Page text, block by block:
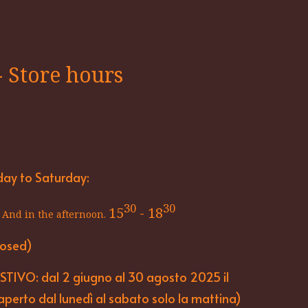
Store hours
to Saturday:
And in the afternoon. 1530 - 1830
dal 2 giugno al 30 agosto 2025 il
dal lunedì al sabato solo la mattina)